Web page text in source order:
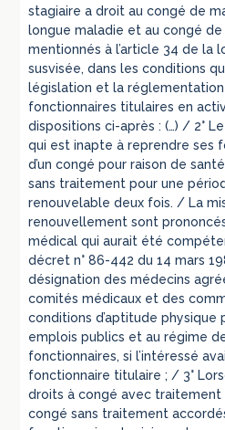
stagiaire a droit au congé de
longue maladie et au congé
mentionnés à l’article 34 de la
susvisée, dans les conditions
législation et la
fonctionnaires titulaires en
dispositions ci-après : (…) / 2°
qui est inapte à reprendre ses
d’un congé pour raison de
sans traitement pour une
renouvelable deux fois. / La
renouvellement sont
médical qui aurait été
décret n° 86-442 du 14 mars
désignation des médecins
comités médicaux et des
conditions d’aptitude physique
emplois publics et au régime
fonctionnaires, si l’intéressé
fonctionnaire titulaire ; / 3°
droits à congé avec traitement
congé sans traitement